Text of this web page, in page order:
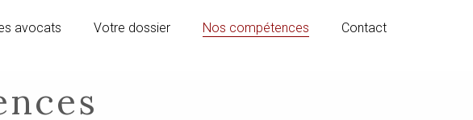
avocats Votre dossier Nos compétences Contact